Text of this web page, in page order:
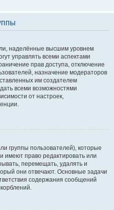
наделённые высшим уровнем
управлять всеми аспектами
прав доступа, отключение
назначение модераторов
им создателем
всеми возможностями
от настроек,
группы пользователей), которые
право редактировать или
перемещать, удалять и
они отвечают. Основные задачи
содержания сообщений